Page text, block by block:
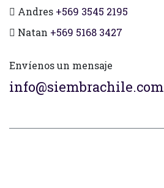
Andres +569 3545 2195
Natan +569 5168 3427
Envíenos un mensaje
info@siembrachile.com